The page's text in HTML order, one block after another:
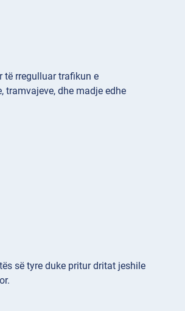
të rregulluar trafikun e
tramvajeve, dhe madje edhe
së tyre duke pritur dritat jeshile